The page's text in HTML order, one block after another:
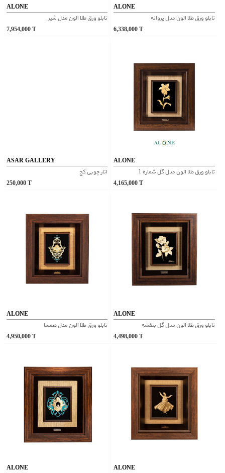
ALONE
تابلو ورق طلا الون مدل شیر
7,954,000T
ALONE
تابلو ورق طلا الون مدل پروانه
6,338,000 T
ASAR GALLERY
انار چوبی کج
250,000T
ALONE
تابلو ورق طلا الون مدل گل شماره 1
4,165,000 T
ALONE
تابلو ورق طلا الون مدل همسا
4,950,000T
ALONE
تابلو ورق طلا الون مدل گل بنفشه
4,498,000 T
ALONE ALONE